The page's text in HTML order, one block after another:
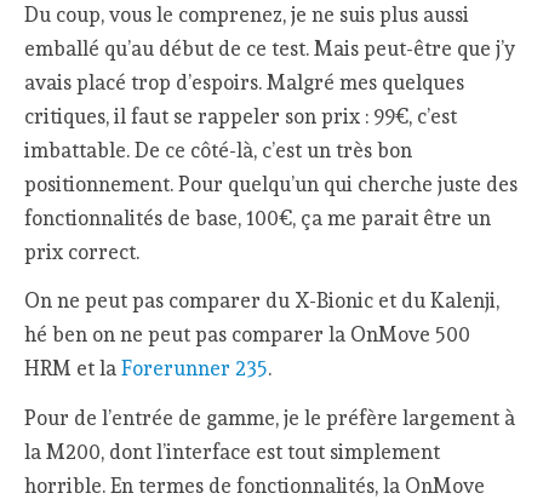
Du coup, vous le comprenez, je ne suis plus aussi
emballé qu’au début de ce test. Mais peut-être que j’y
avais placé trop d’espoirs. Malgré mes quelques
critiques, il faut se rappeler son prix : 99€, c’est
imbattable. De ce côté-là, c’est un très bon
positionnement. Pour quelqu’un qui cherche juste des
fonctionnalités de base, 100€, ça me parait être un
prix correct.
On ne peut pas comparer du X-Bionic et du Kalenji,
hé ben on ne peut pas comparer la OnMove 500
HRM et laForerunner 235.
Pour de l’entrée de gamme, je le préfère largement à
la M200, dont l’interface est tout simplement
horrible. En termes de fonctionnalités, la OnMove